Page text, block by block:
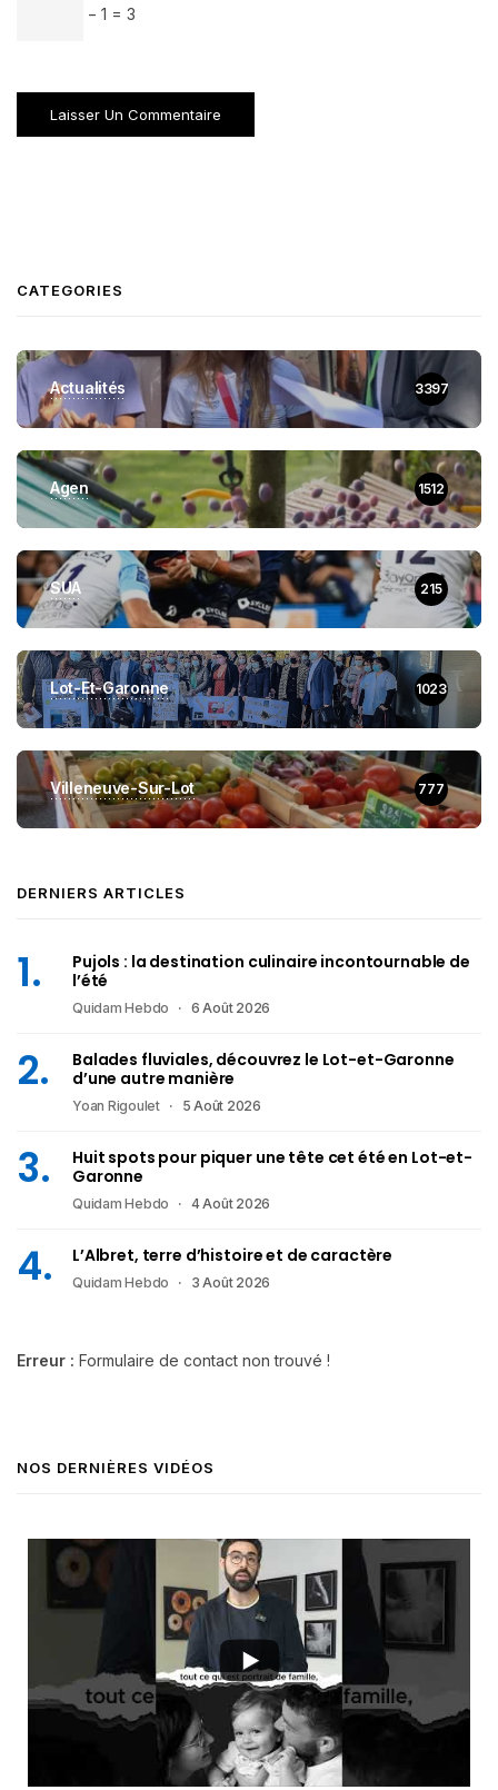
− 1 = 3
CATEGORIES
Actualités 3397
Agen 1512
SUA 215
Lot-Et-Garonne 1023
Villeneuve-Sur-Lot 777
DERNIERS ARTICLES
Pujols : la destination culinaire incontournable de
l’été
Quidam Hebdo 6 Août 2026
Balades fluviales, découvrez le Lot-et-Garonne
d’une autre manière
Yoan Rigoulet 5 Août 2026
Huit spots pour piquer une tête cet été en Lot-et-
Garonne
Quidam Hebdo 4 Août 2026
L’Albret, terre d’histoire et de caractère
Quidam Hebdo 3 Août 2026
Erreur : Formulaire de contact non trouvé !
NOS DERNIÈRES VIDÉOS